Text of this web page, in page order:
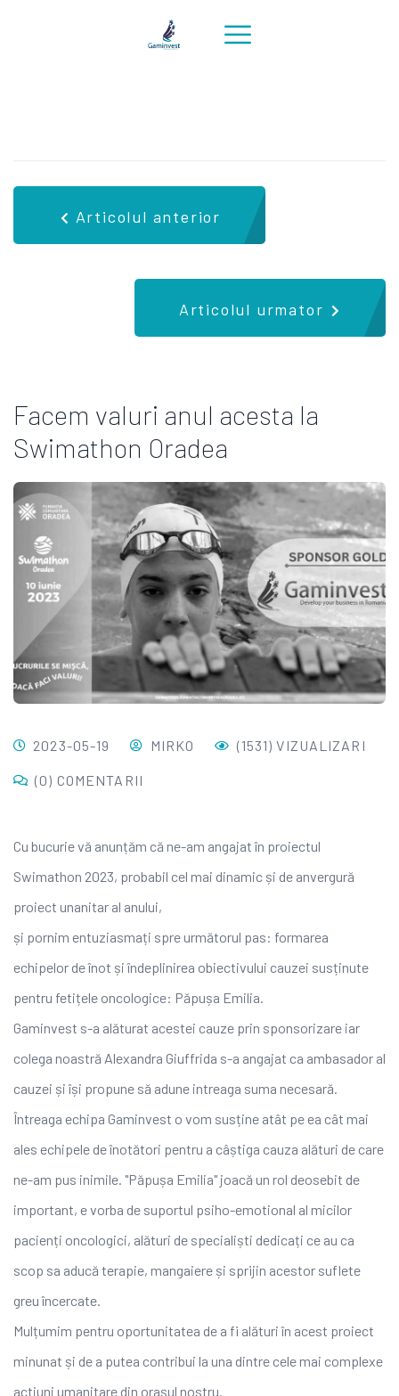
Articolul anterior
Articolul urmator
Facem valuri anul acesta la
Swimathon Oradea
2023-05-19 MIRKO (1531) VIZUALIZARI
(0) COMENTARII
Cu bucurie vă anunțăm că ne-am angajat în proiectul
Swimathon 2023, probabil cel mai dinamic și de anvergură
proiect unanitar al anului,
și pornim entuziasmați spre următorul pas: formarea
echipelor de înot și îndeplinirea obiectivului cauzei susținute
pentru fetițele oncologice: Păpușa Emilia.
Gaminvest s-a alăturat acestei cauze prin sponsorizare iar
colega noastră Alexandra Giuffrida s-a angajat ca ambasador al
cauzei și își propune să adune intreaga suma necesară.
Întreaga echipa Gaminvest o vom susține atât pe ea cât mai
ales echipele de înotători pentru a câștiga cauza alături de care
ne-am pus inimile. "Păpușa Emilia" joacă un rol deosebit de
important, e vorba de suportul psiho-emotional al micilor
pacienți oncologici, alături de specialiști dedicați ce au ca
scop sa aducă terapie, mangaiere și sprijin acestor suflete
greu încercate.
Mulțumim pentru oportunitatea de a fi alături în acest proiect
minunat și de a putea contribui la una dintre cele mai complexe
actiuni umanitare din orașul nostru.